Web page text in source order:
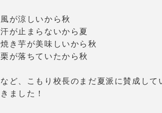
風が涼しいから秋
汗が止まらないから夏
焼き芋が美味しいから秋
栗が落ちていたから秋
など、こもり校長のまだ夏派に賛成し
きました！